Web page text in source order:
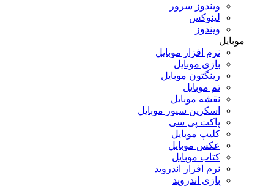
ویندوز سرور
لینوکس
ویندوز
موبایل
نرم افزار موبایل
بازی موبایل
رینگتون موبایل
تم موبایل
نقشه موبایل
اسکرین سیور موبایل
پاکت پی سی
کلیپ موبایل
عکس موبایل
کتاب موبایل
نرم افزار اندروید
بازی اندروید